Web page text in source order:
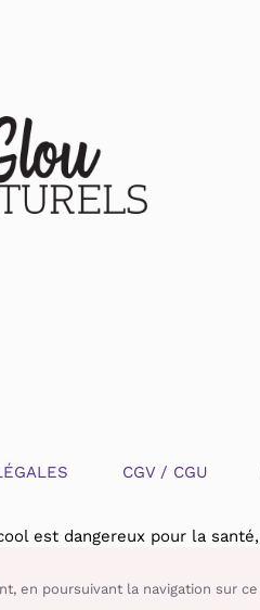
CGV / CGU
est dangereux pour la
Les caves du soleil | 2020 tous droits
en poursuivant la navigation sur